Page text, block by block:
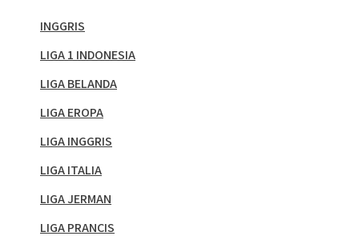
INGGRIS
LIGA 1 INDONESIA
LIGA BELANDA
LIGA EROPA
LIGA INGGRIS
LIGA ITALIA
LIGA JERMAN
LIGA PRANCIS